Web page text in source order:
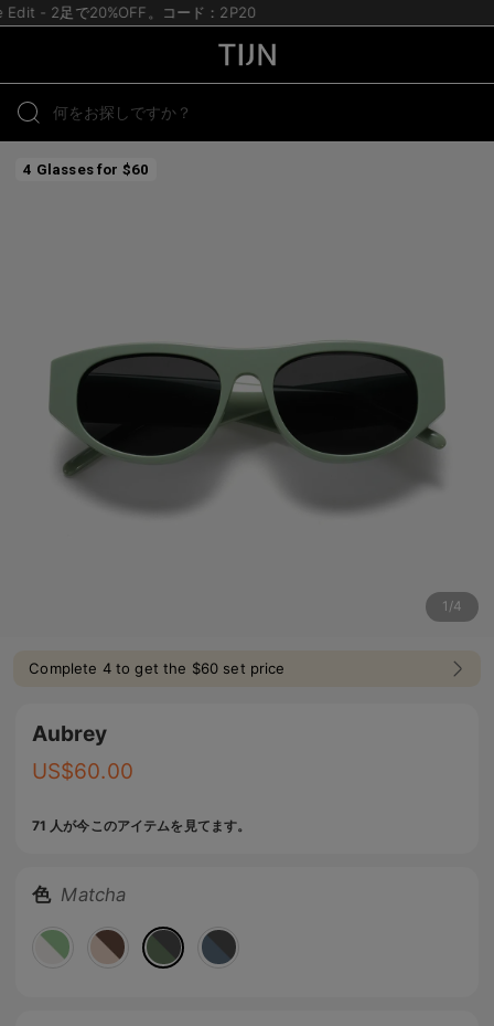
- 2足で20%OFF。コード：2P20
4 Glasses for $60
1 /4
Complete 4 to get the $60 set price
Aubrey
US$60.00
71 人が今このアイテムを見てます。
色 Matcha